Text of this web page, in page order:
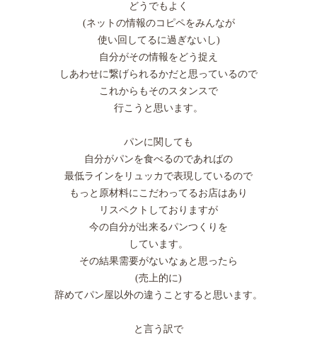
どうでもよく
(ネットの情報のコピペをみんなが
使い回してるに過ぎないし)
自分がその情報をどう捉え
しあわせに繋げられるかだと思っているので
これからもそのスタンスで
行こうと思います。
パンに関しても
自分がパンを食べるのであればの
最低ラインをリュッカで表現しているので
もっと原材料にこだわってるお店はあり
リスペクトしておりますが
今の自分が出来るパンつくりを
しています。
その結果需要がないなぁと思ったら
(売上的に)
辞めてパン屋以外の違うことすると思います。
と言う訳で